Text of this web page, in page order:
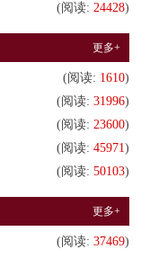
(阅读: 24428)
更多+
(阅读: 1610)
(阅读: 31996)
(阅读: 23600)
(阅读: 45971)
(阅读: 50103)
更多+
(阅读: 37469)